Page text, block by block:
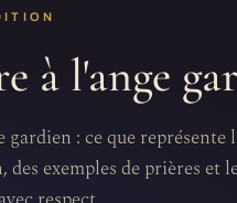
à l'ange
gardien : ce que représente
exemples de prières et